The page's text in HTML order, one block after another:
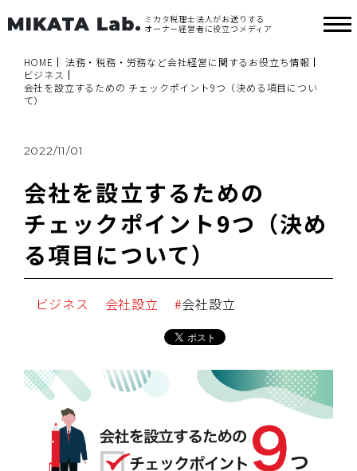
ミカタ税理士法人がお送りする
オーナー経営者に役立つメディア
HOME
法務・税務・労務など会社経営に関するお役立ち情報
ビジネス
会社を設立するための チェックポイント9つ（決める項目につい
て）
2022/11/01
会社を設立するための
チェックポイント9つ（決め
る項目について）
ビジネス 会社設立 会社設立